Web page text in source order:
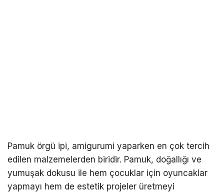
Pamuk örgü ipi, amigurumi yaparken en çok tercih
edilen malzemelerden biridir. Pamuk, doğallığı ve
yumuşak dokusu ile hem çocuklar için oyuncaklar
yapmayı hem de estetik projeler üretmeyi